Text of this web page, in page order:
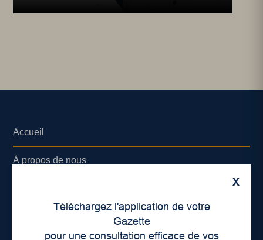
X
Téléchargez l'application de votre
Gazette
pour une consultation efficace de vos
Accueil
À propos de nous